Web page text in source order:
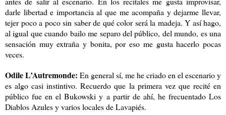
darle libertad e importancia al que me acompaña y dejarme llevar,
tejer poco a poco sin saber de qué color será la madeja. Y así hago,
al igual que cuando bailo me separo del público, del mundo, es una
sensación muy extraña y bonita, por eso me gusta hacerlo pocas
veces.
Odile L’Autremonde: En general sí, me he criado en el escenario y
es algo casi instintivo. Recuerdo que la primera vez que recité en
público fue en el Bukowski y a partir de ahí, he frecuentado Los
Diablos Azules y varios locales de Lavapiés.